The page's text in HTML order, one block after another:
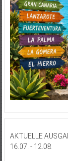
AKTUELLE
16.07. - 12.08.